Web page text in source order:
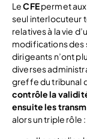
LeCFEpermet aux
seul interlocuteur
relatives à la vie
modifications des
dirigeants n’ont
diverses
greffe du tribunal
contrôle la
ensuite les
alors un triple rôle :